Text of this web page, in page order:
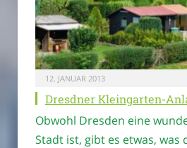
12. JANUAR 2013
Dresdner Kleingarten-
Obwohl Dresden eine
Stadt ist, gibt es etwas, was